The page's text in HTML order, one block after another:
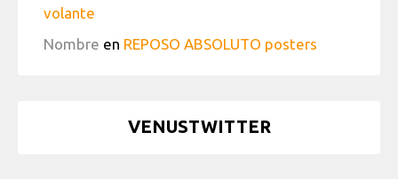
volante
Nombre en REPOSO ABSOLUTO posters
VENUSTWITTER